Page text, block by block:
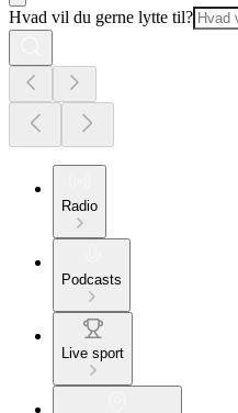
Hvad vil du gerne lytte til?
Radio
Podcasts
Live sport